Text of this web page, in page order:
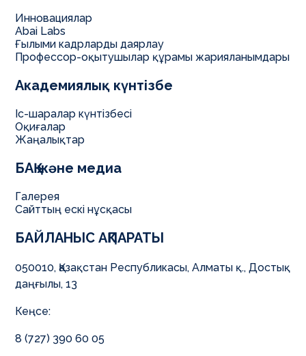
БАЙЛАНЫС АҚПАРАТЫ
050010, Қазақстан Республикасы, Алматы қ., Достық
даңғылы, 13
Кеңсе:
8 (727) 390 60 05
Инновациялар
Abai Labs
Ғылыми кадрларды даярлау
Профессор-оқытушылар құрамы жарияланымдары
Академиялық күнтізбе
Іс-шаралар күнтізбесі
Оқиғалар
Жаңалықтар
БАҚ және медиа
Галерея
Сайттың ескі нұсқасы